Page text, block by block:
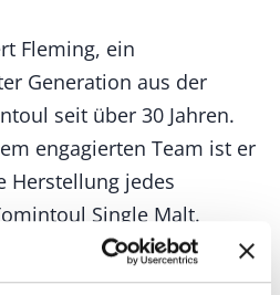
Fleming, ein
Generation aus der
seit über 30 Jahren.
engagierten Team ist er
Herstellung jedes
Single Malt.
Methoden, die
sind, um eine